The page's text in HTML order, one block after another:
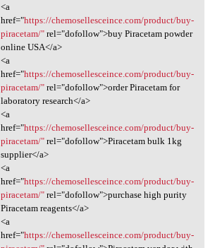
<a
href="https://chemosellesceince.com/product/buy-
piracetam/"rel="dofollow">buy Piracetam powder
online USA</a>
<a
href="https://chemosellesceince.com/product/buy-
piracetam/"rel="dofollow">order Piracetam for
laboratory research</a>
<a
href="https://chemosellesceince.com/product/buy-
piracetam/"rel="dofollow">Piracetam bulk 1kg
supplier</a>
<a
href="https://chemosellesceince.com/product/buy-
piracetam/"rel="dofollow">purchase high purity
Piracetam reagents</a>
<a
href="https://chemosellesceince.com/product/buy-